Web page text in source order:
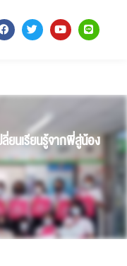
ยนเรียนรู้จากพี่สู่น้อง